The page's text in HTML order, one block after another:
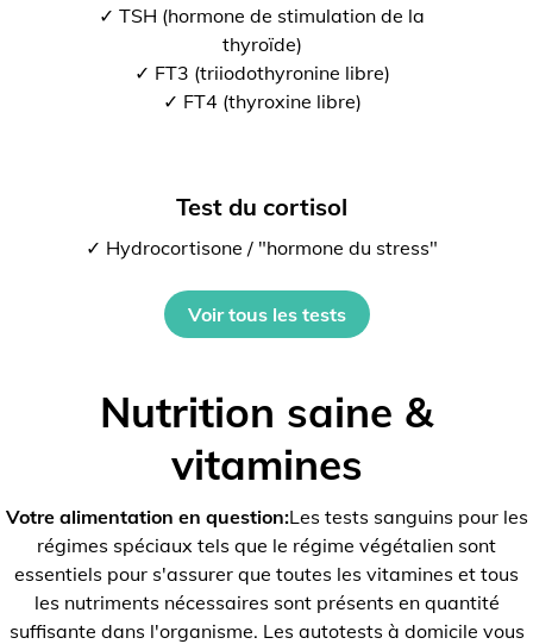
✓ TSH (hormone de stimulation de la
thyroïde)
✓ FT3 (triiodothyronine libre)
✓ FT4 (thyroxine libre)
Test du cortisol
✓ Hydrocortisone / "hormone du stress"
Voir tous les tests
Nutrition saine &
vitamines
Votre alimentation en question:Les tests sanguins pour les
régimes spéciaux tels que le régime végétalien sont
essentiels pour s'assurer que toutes les vitamines et tous
les nutriments nécessaires sont présents en quantité
suffisante dans l'organisme. Les autotests à domicile vous